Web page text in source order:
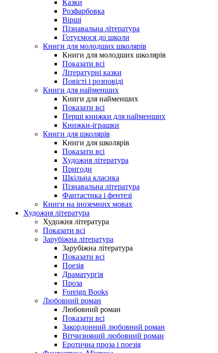
Казки
Розфарбовка
Вірші
Пізнавальна література
Готуємося до школи
Книги для молодших школярів
Книги для молодших школярів
Показати всі
Літературні казки
Повісті і розповіді
Книги для найменших
Книги для найменших
Показати всі
Перші книжки для найменших
Книжки-іграшки
Книги для школярів
Книги для школярів
Показати всі
Художня література
Пригоди
Шкільна класика
Пізнавальна література
Фантастика і фентезі
Книги на іноземних мовах
Художня література
Художня література
Показати всі
Зарубіжна література
Зарубіжна література
Показати всі
Поезія
Драматургія
Проза
Foreign Books
Любовний роман
Любовний роман
Показати всі
Закордонний любовний роман
Вітчизняний любовний роман
Еротична проза і поезія